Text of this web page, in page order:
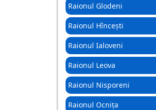
Raionul Glodeni
Raionul Hîncești
Raionul Ialoveni
Raionul Leova
Raionul Nisporeni
Raionul Ocnița